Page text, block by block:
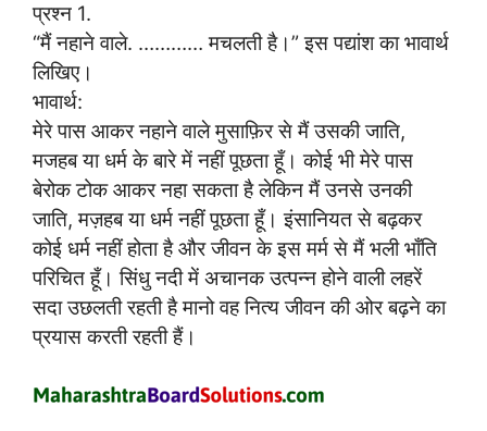
प्रश्न 1.
“मैं नहाने वाले. ………… मचलती है।” इस पद्यांश का भावार्थ
लिखिए।
भावार्थ:
मेरे पास आकर नहाने वाले मुसाफ़िर से मैं उसकी जाति,
मजहब या धर्म के बारे में नहीं पूछता हूँ। कोई भी मेरे पास
बेरोक टोक आकर नहा सकता है लेकिन मैं उनसे उनकी
जाति, मज़हब या धर्म नहीं पूछता हूँ। इंसानियत से बढ़कर
कोई धर्म नहीं होता है और जीवन के इस मर्म से मैं भली भाँति
परिचित हूँ। सिंधु नदी में अचानक उत्पन्न होने वाली लहरें
सदा उछलती रहती है मानो वह नित्य जीवन की ओर बढ़ने का
प्रयास करती रहती हैं।